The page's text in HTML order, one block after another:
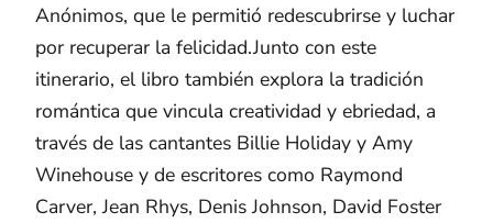
Anónimos, que le permitió redescubrirse y luchar
por recuperar la felicidad.Junto con este
itinerario, el libro también explora la tradición
romántica que vincula creatividad y ebriedad, a
través de las cantantes Billie Holiday y Amy
Winehouse y de escritores como Raymond
Carver, Jean Rhys, Denis Johnson, David Foster